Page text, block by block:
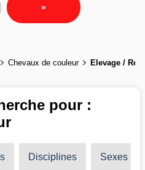
»
Chevaux de couleur Elevage /
pour :
Disciplines Sexes